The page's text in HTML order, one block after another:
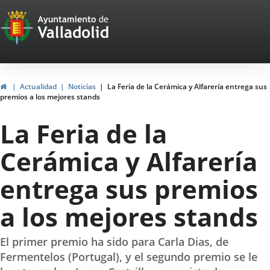
Portal
Web
del
Ayuntamiento
de
Valladolid
InicioActualidad Noticias
La Feria de la Cerámica y Alfarería entrega sus
premios a los mejores stands
La Feria de la
Cerámica y Alfarería
entrega sus premios
a los mejores stands
El primer premio ha sido para Carla Dias, de
Fermentelos (Portugal), y el segundo premio se le